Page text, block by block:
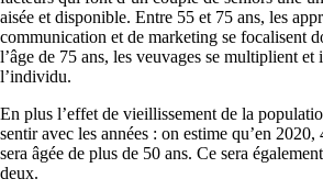
aisée et disponible. Entre 55 et 75 ans, les
communication et de marketing se focalisent
l’âge de 75 ans, les veuvages se multiplient et
l’individu.
En plus l’effet de vieillissement de la
sentir avec les années : on estime qu’en
sera âgée de plus de 50 ans. Ce sera
deux.